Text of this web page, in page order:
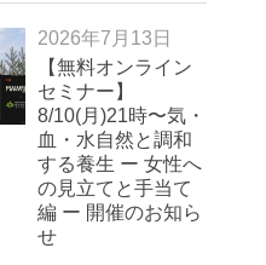
2026年7月13日
【無料オンライン
セミナー】
8/10(月)21時〜気・
血・水自然と調和
する養生 ー 女性へ
の見立てと手当て
編 ー 開催のお知ら
せ